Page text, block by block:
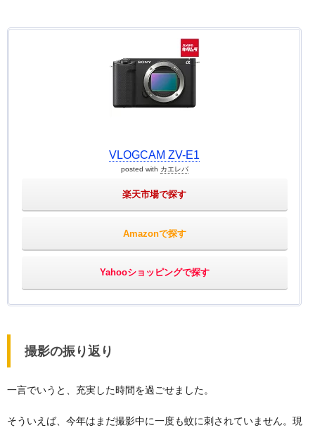
VLOGCAM ZV-E1
posted with カエレバ
楽天市場で探す
Amazonで探す
Yahooショッピングで探す
撮影の振り返り
一言でいうと、充実した時間を過ごせました。
そういえば、今年はまだ撮影中に一度も蚊に刺されていません。現